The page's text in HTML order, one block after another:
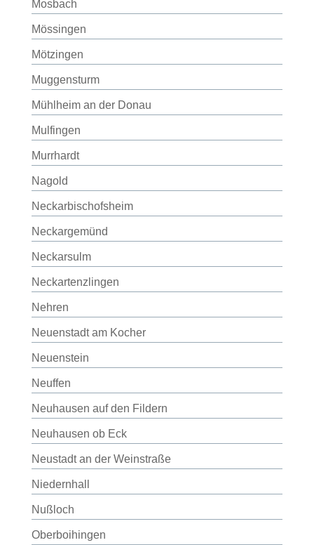
Mosbach
Mössingen
Mötzingen
Muggensturm
Mühlheim an der Donau
Mulfingen
Murrhardt
Nagold
Neckarbischofsheim
Neckargemünd
Neckarsulm
Neckartenzlingen
Nehren
Neuenstadt am Kocher
Neuenstein
Neuffen
Neuhausen auf den Fildern
Neuhausen ob Eck
Neustadt an der Weinstraße
Niedernhall
Nußloch
Oberboihingen